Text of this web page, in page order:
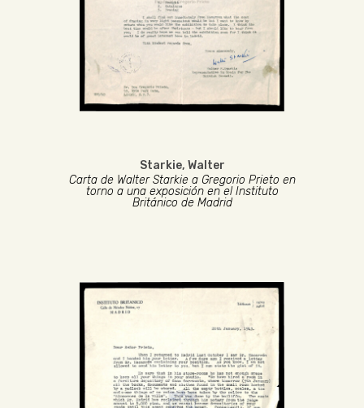
Starkie, Walter
Carta de Walter Starkie a Gregorio Prieto en
torno a una exposición en el Instituto
Británico de Madrid